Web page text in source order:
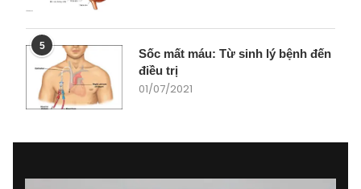
5
Sốc mất máu: Từ sinh lý bệnh đến
điều trị
01/07/2021